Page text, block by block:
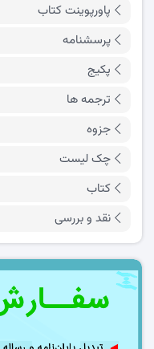
پاورپوینت کتاب
پرسشنامه
پکیج
ترجمه ها
جزوه
چک لیست
کتاب
نقد و بررسی